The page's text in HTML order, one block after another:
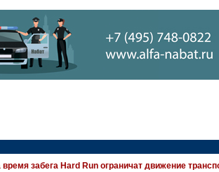
забега Hard Run ограничат движение